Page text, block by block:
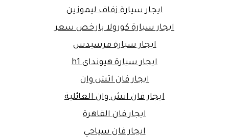
ايجار سيارة زفاف ليموزين
ايجار سيارة كورولا بارخص سعر
ايجار سيارة مرسيدس
ايجار سيارة هيونداي h1
ايجار فان اتش وان
ايجار فان اتش وان العائلية
ايجار فان القاهرة
ايجار فان سياحي